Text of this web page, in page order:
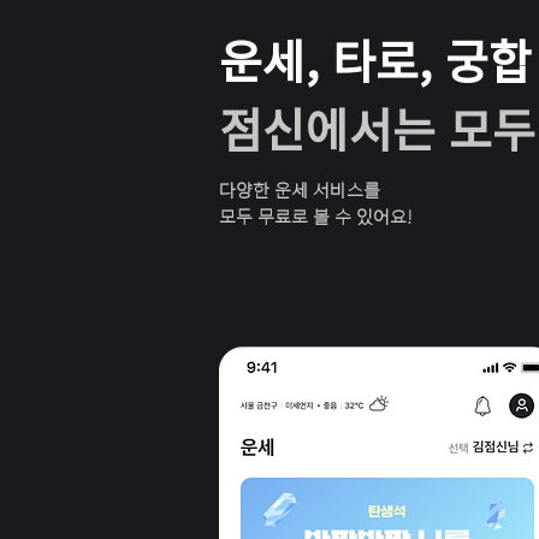
운세, 타로, 궁합
점신에서는 모
다양한 운세 서비스를
​모두 무료로 볼 수 있어요!